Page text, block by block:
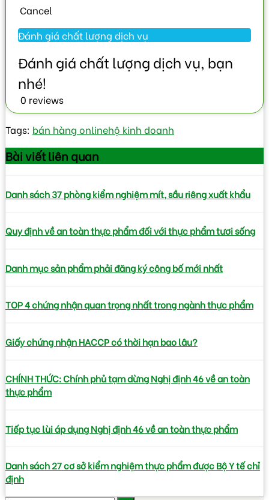
Cancel
0 reviews
Tags: bán hàng onlinehộ kinh doanh
Bài viếtliên quan
Danh sách 37 phòng kiểm nghiệm mít, sầu riêng xuất khẩu
Quy định về an toàn thực phẩm đối với thực phẩm tươi sống
Danh mục sản phẩm phải đăng ký công bố mới nhất
TOP 4 chứng nhận quan trọng nhất trong ngành thực phẩm
Giấy chứng nhận HACCP có thời hạn bao lâu?
CHÍNH THỨC: Chính phủ tạm dừng Nghị định 46 về an toàn
thực phẩm
Tiếp tục lùi áp dụng Nghị định 46 về an toàn thực phẩm
Danh sách 27 cơ sở kiểm nghiệm thực phẩm được Bộ Y tế chỉ
định